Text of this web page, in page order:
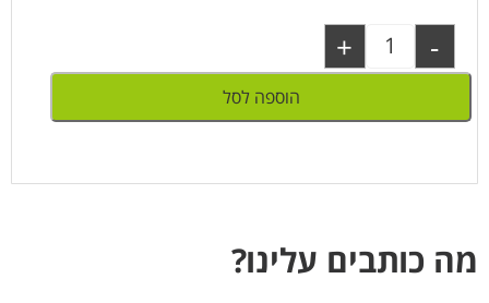
-
+
הוספה לסל
מה כותבים עלינו?